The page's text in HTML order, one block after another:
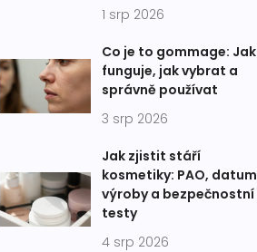
1 srp 2026
Co je to gommage: Jak
funguje, jak vybrat a
správně používat
3 srp 2026
Jak zjistit stáří
kosmetiky: PAO, datum
výroby a bezpečnostní
testy
4 srp 2026